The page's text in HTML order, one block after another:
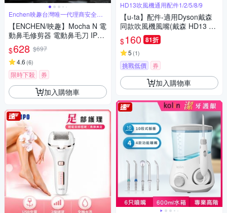
Enchen映趣台灣唯一代理商安全有
【ENCHEN/映趣】Mocha N 電
動鼻毛修剪器 電動鼻毛刀 IPX7
級防水
$628 $697
4.6 (6)
限時下殺 券
加入購物車
HD13吹風機通用配件1/2/5/8/9
【u-ta】配件-適用Dyson戴森
同款吹風機風嘴(戴森 HD13 u-t
a吹風機適用配件)
$160 81折
5 (1)
挑戰低價 券
加入購物車